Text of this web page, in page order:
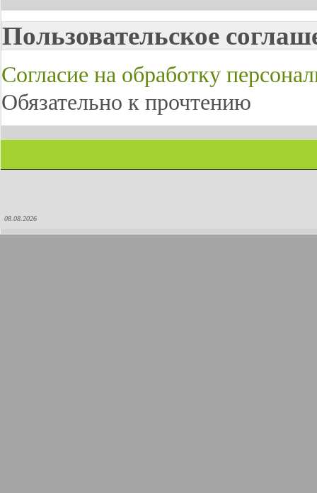
Пользовательское
Согласие на обработку
Обязательно к прочтению
08.08.2026